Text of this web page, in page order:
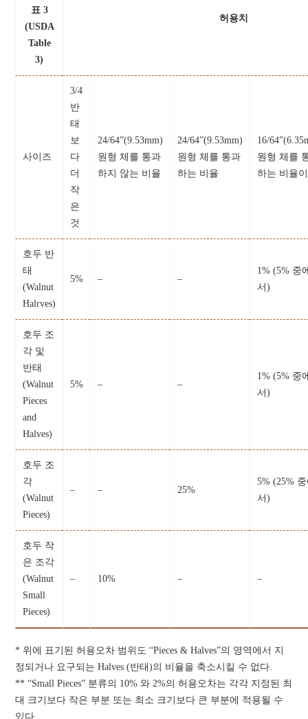
표 3
(USDA
Table
3)
허용치
사이즈
3/4
반
태
보
다
더
작
은
것
24/64”(9.53mm)
원형 체를 통과
하지 않는 비율
24/64”(9.53mm)
원형 체를 통과
하는 비율
16/
원형 체를
하는 비율이
호두 반
태
(Walnut
Halrves)
5% – –
1% (5% 중
서)
호두 조
각 및
반태
(Walnut
Pieces
and
Halves)
5% – –
1% (5% 중
서)
호두 조
각
(Walnut
Pieces)
– – 25%
5% (25%
서)
호두 작
은 조각
(Walnut
Small
Pieces)
– 10% – –
* 위에 표기된 허용오차 범위도 “Pieces & Halves”의 영역에서 지
정되거나 요구되는 Halves (반태)의 비율을 축소시킬 수 없다.
** “Small Pieces” 분류의 10% 와 2%의 허용오차는 각각 지정된 최
대 크기보다 작은 부분 또는 최소 크기보다 큰 부분에 적용될 수
있다.